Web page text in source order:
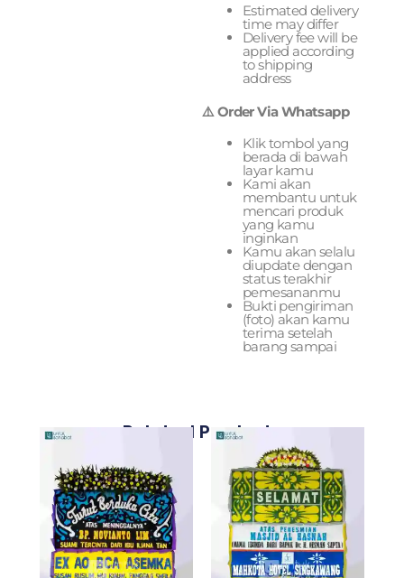
Estimated delivery
time may differ
Delivery fee will be
applied according
to shipping
address
⚠️ Order Via Whatsapp
Klik tombol yang
berada di bawah
layar kamu
Kami akan
membantu untuk
mencari produk
yang kamu
inginkan
Kamu akan selalu
diupdate dengan
status terakhir
pemesananmu
Bukti pengiriman
(foto) akan kamu
terima setelah
barang sampai
Related Products
Original
was:
Rp1.325.000.
Current
is:
Rp1.252.000.